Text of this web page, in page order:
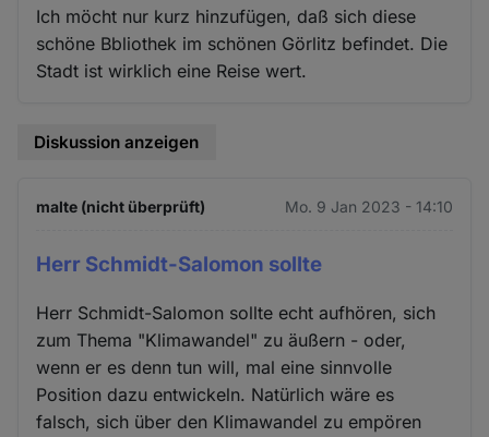
Ich möcht nur kurz hinzufügen, daß sich diese
schöne Bbliothek im schönen Görlitz befindet. Die
Stadt ist wirklich eine Reise wert.
Diskussion anzeigen
malte (nicht überprüft) Mo. 9 Jan 2023 - 14:10
Herr Schmidt-Salomon sollte
Herr Schmidt-Salomon sollte echt aufhören, sich
zum Thema "Klimawandel" zu äußern - oder,
wenn er es denn tun will, mal eine sinnvolle
Position dazu entwickeln. Natürlich wäre es
falsch, sich über den Klimawandel zu empören